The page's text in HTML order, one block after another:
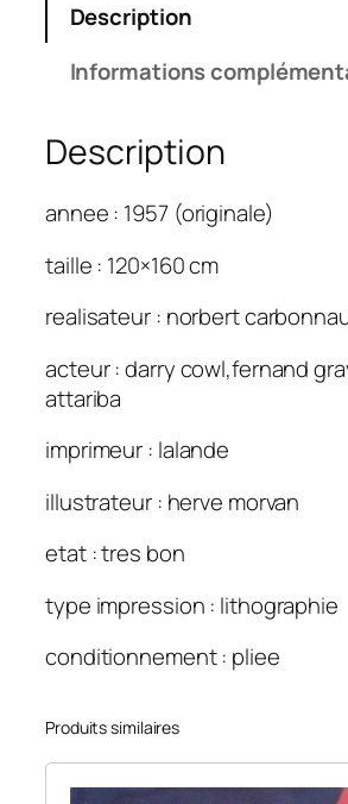
Description
Informations
Description
annee : 1957 (originale)
taille : 120×160 cm
realisateur : norbert
acteur : darry cowl,fernand
attariba
imprimeur : lalande
illustrateur : herve morvan
etat : tres bon
type impression : lithographie
conditionnement : pliee
Produits similaires